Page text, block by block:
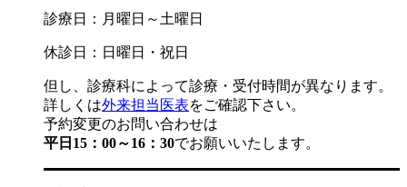
診療日：月曜日～土曜日
休診日：日曜日・祝日
但し、診療科によって診療・受付時間が異なります。
詳しくは外来担当医表をご確認下さい。
予約変更のお問い合わせは
平日15：00～16：30でお願いいたします。